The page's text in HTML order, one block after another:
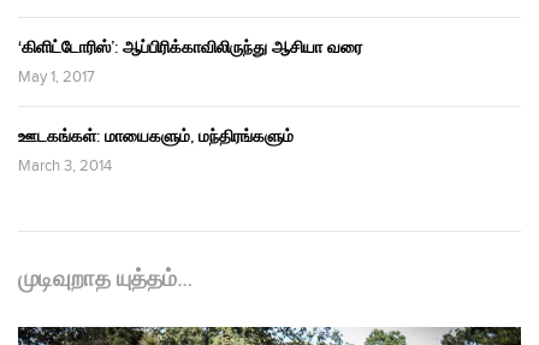
‘கிளிட்டோரிஸ்’: ஆப்பிரிக்காவிலிருந்து ஆசியா வரை
May 1, 2017
ஊடகங்கள்: மாயைகளும், மந்திரங்களும்
March 3, 2014
முடிவுறாத யுத்தம்…